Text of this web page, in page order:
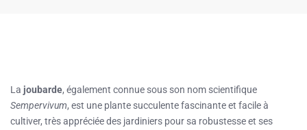
La joubarde, également connue sous son nom scientifique
Sempervivum, est une plante succulente fascinante et facile à
cultiver, très appréciée des jardiniers pour sa robustesse et ses